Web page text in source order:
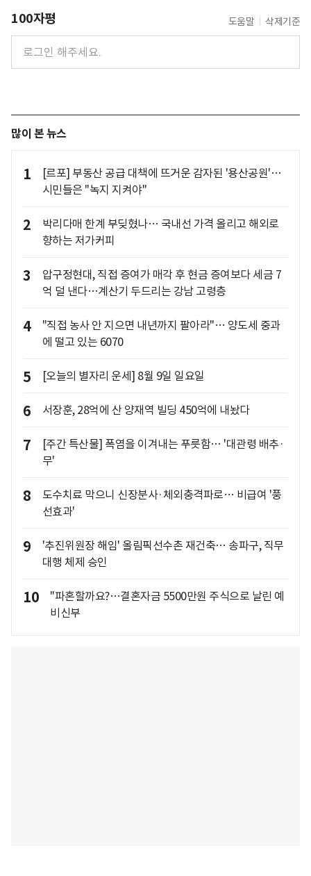
100자평 도움말 삭제기준
많이 본 뉴스
1
[르포] 부동산 공급 대책에 뜨거운 감자된 '용산공원'…
시민들은 "녹지 지켜야"
2
박리다매 한계 부딪혔나… 국내선 가격 올리고 해외로
향하는 저가커피
3
압구정현대, 직접 증여가 매각 후 현금 증여보다 세금 7
억 덜 낸다…계산기 두드리는 강남 고령층
4
"직접 농사 안 지으면 내년까지 팔아라"… 양도세 중과
에 떨고 있는 6070
5 [오늘의 별자리 운세] 8월 9일 일요일
6 서장훈, 28억에 산 양재역 빌딩 450억에 내놨다
7
[주간 특산물] 폭염을 이겨내는 푸릇함… '대관령 배추·
무'
8
도수치료 막으니 신장분사·체외충격파로… 비급여 '풍
선효과'
9
'추진위원장 해임' 올림픽선수촌 재건축… 송파구, 직무
대행 체제 승인
10
"파혼할까요?…결혼자금 5500만원 주식으로 날린 예
비신부